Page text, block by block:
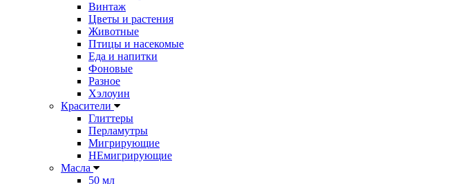
Винтаж
Цветы и растения
Животные
Птицы и насекомые
Еда и напитки
Фоновые
Разное
Хэлоуин
Красители
Глиттеры
Перламутры
Мигрирующие
НЕмигрирующие
Масла
50 мл